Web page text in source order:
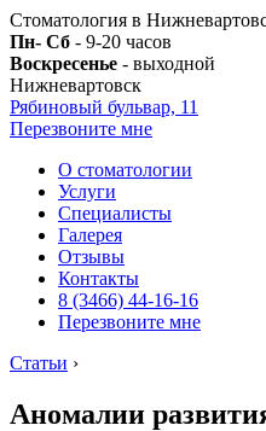
Стоматология в
Пн- Сб - 9-20 часов
Воскресенье - выходной
Нижневартовск
Рябиновый бульвар, 11
Перезвоните мне
О стоматологии
Услуги
Специалисты
Галерея
Отзывы
Контакты
8 (3466) 44-16-16
Перезвоните мне
Статьи ›
Аномалии